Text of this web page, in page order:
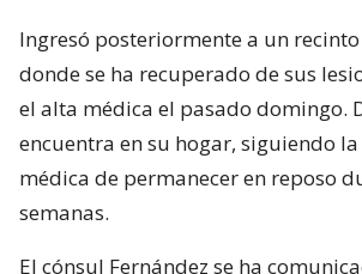
Ingresó posteriormente a un
donde se ha recuperado de sus
el alta médica el pasado domingo.
encuentra en su hogar, siguiendo
médica de permanecer en reposo
semanas.
El cónsul Fernández se ha